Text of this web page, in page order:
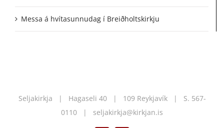
Messa á hvítasunnudag í Breiðholtskirkju
Seljakirkja | Hagaseli 40 | 109 Reykjavík | S. 567-
0110 | seljakirkja@kirkjan.is